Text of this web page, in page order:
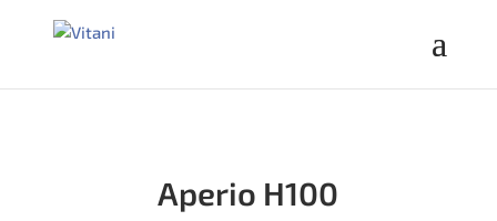
Aperio H100